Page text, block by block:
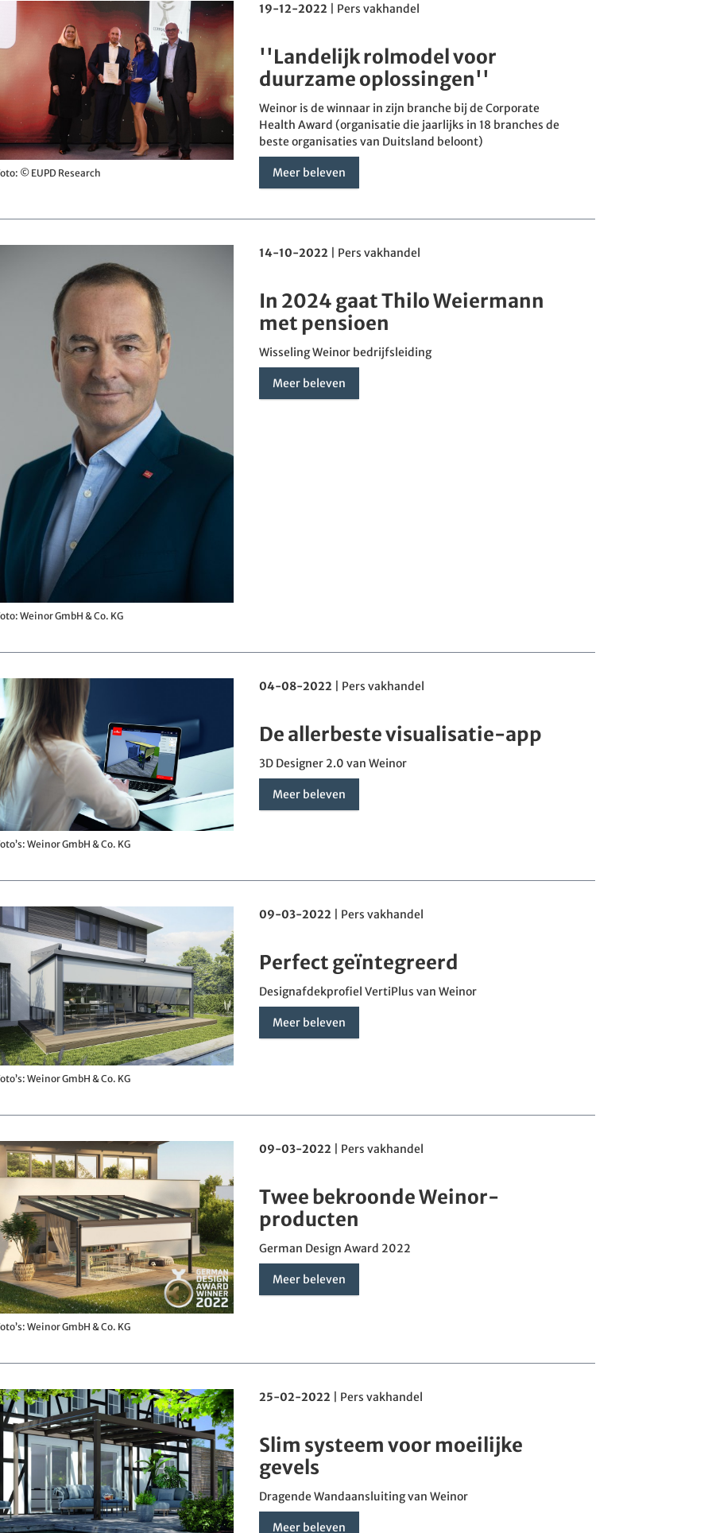
© EUPD Research
19-12-2022 Pers vakhandel
''Landelijk rolmodel voor
duurzame oplossingen''
Weinor is de winnaar in zijn branche bij de Corporate
Health Award (organisatie die jaarlijks in 18 branches de
beste organisaties van Duitsland beloont)
Meer beleven
Weinor GmbH & Co. KG
14-10-2022 Pers vakhandel
In 2024 gaat Thilo Weiermann
met pensioen
Wisseling Weinor bedrijfsleiding
Meer beleven
Weinor GmbH & Co. KG
04-08-2022 Pers vakhandel
De allerbeste visualisatie-app
3D Designer 2.0 van Weinor
Meer beleven
Weinor GmbH & Co. KG
09-03-2022 Pers vakhandel
Perfect geïntegreerd
Designafdekprofiel VertiPlus van Weinor
Meer beleven
Weinor GmbH & Co. KG
09-03-2022 Pers vakhandel
Twee bekroonde Weinor-
producten
German Design Award 2022
Meer beleven
25-02-2022 Pers vakhandel
Slim systeem voor moeilijke
gevels
Dragende Wandaansluiting van Weinor
Meer beleven